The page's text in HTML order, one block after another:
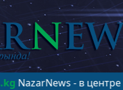
- в центре